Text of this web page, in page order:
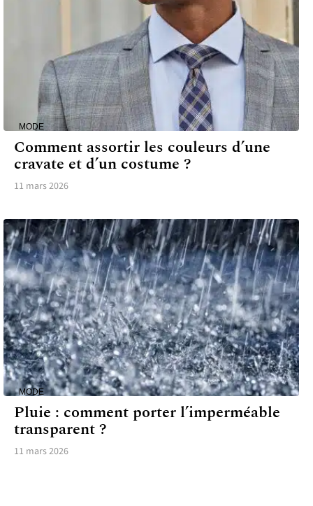
MODE
Comment assortir les couleurs d’une
cravate et d’un costume ?
11 mars 2026
MODE
Pluie : comment porter l’imperméable
transparent ?
11 mars 2026